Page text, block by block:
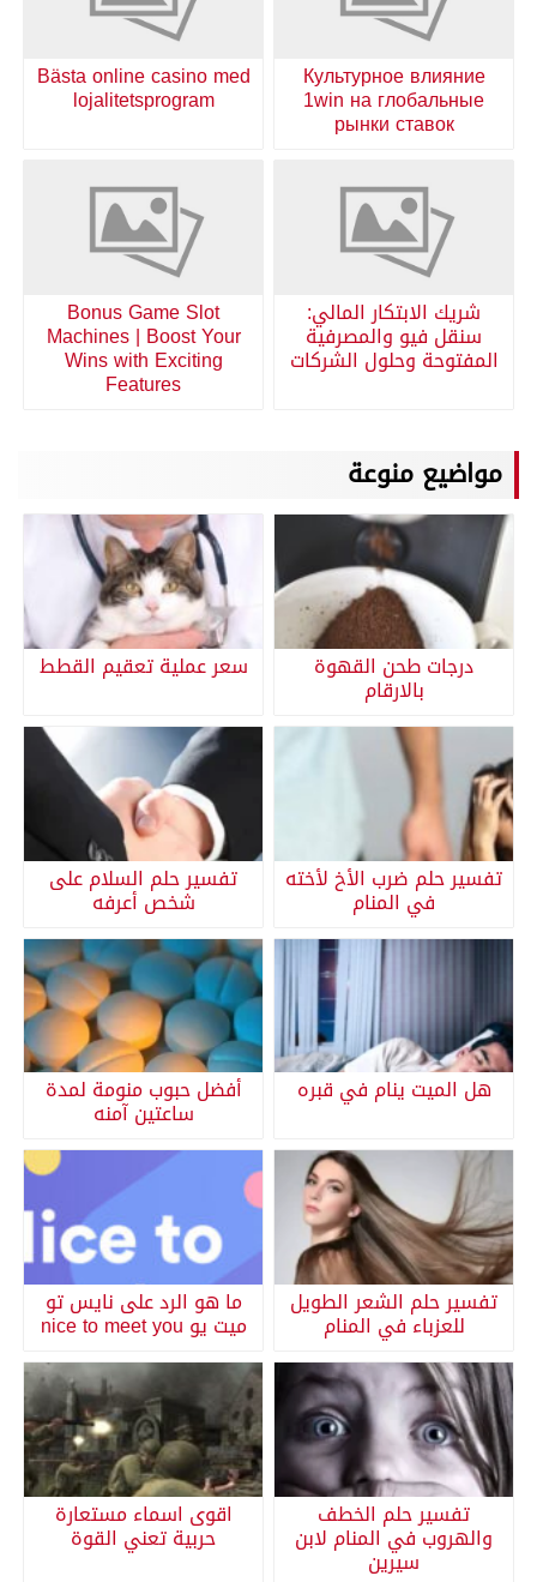
Культурное влияние
1win на глобальные
рынки ставок
Bästa online casino med
lojalitetsprogram
شريك الابتكار المالي:
سنقل فيو والمصرفية
المفتوحة وحلول الشركات
Bonus Game Slot
Machines | Boost Your
Wins with Exciting
Features
مواضيع منوعة
درجات طحن القهوة
بالارقام
سعر عملية تعقيم القطط
تفسير حلم ضرب الأخ لأخته
في المنام
تفسير حلم السلام على
شخص أعرفه
هل الميت ينام في قبره أفضل حبوب منومة لمدة
ساعتين آمنه
تفسير حلم الشعر الطويل
للعزباء في المنام
ما هو الرد على نايس تو
ميت يو nice to meet you
تفسير حلم الخطف
والهروب في المنام لابن
سيرين
اقوى اسماء مستعارة
حربية تعني القوة